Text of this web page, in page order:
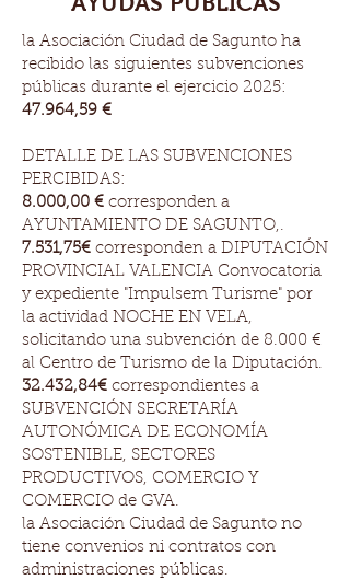
la Asociación Ciudad de Sagunto ha
recibido las siguientes subvenciones
públicas durante el ejercicio 2025:
47.964,59 €
DETALLE DE LAS SUBVENCIONES
PERCIBIDAS:
8.000,00 € corresponden a
AYUNTAMIENTO DE SAGUNTO,.
7.531,75€ corresponden a DIPUTACIÓN
PROVINCIAL VALENCIA Convocatoria
y expediente "Impulsem Turisme" por
la actividad NOCHE EN VELA,
solicitando una subvención de 8.000 €
al Centro de Turismo de la Diputación.
32.432,84€ correspondientes a
SUBVENCIÓN SECRETARÍA
AUTONÓMICA DE ECONOMÍA
SOSTENIBLE, SECTORES
PRODUCTIVOS, COMERCIO Y
COMERCIO de GVA.
la Asociación Ciudad de Sagunto no
tiene convenios ni contratos con
administraciones públicas.